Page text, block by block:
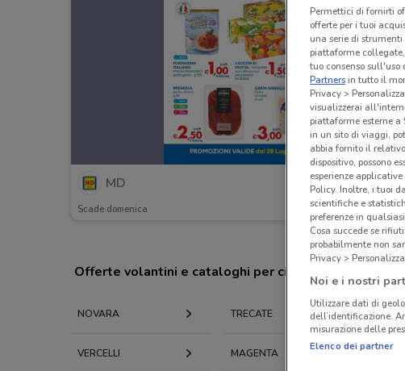
MD
Scade domenica
Offerte volantini e cataloghi per città nelle vicinanze
NOVARA TRECATE
VERCELLI MAGENTA
Permettici di fornirti
offerte per i tuoi
una serie di
piattaforme
tuo consenso
Partnersin tutto il
Privacy >
visualizzerai
piattaforme esterne a
in un sito di viaggi,
abbia fornito il
dispositivo, possono
esperienze
Policy. Inoltre, i tuoi
scientifiche e
preferenze in
Cosa succede se
probabilmente non
Privacy >
Noi e i nostri
Utilizzare dati di
dell’identificazione.
misurazione delle
Elenco dei partner